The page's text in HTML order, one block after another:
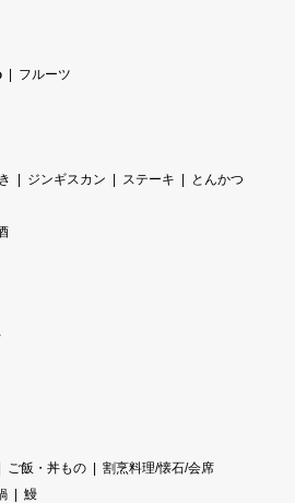
フルーツ
ジンギスカン ステーキ
とんかつ
ご飯・丼もの
割烹料理/懐石/会席
鰻